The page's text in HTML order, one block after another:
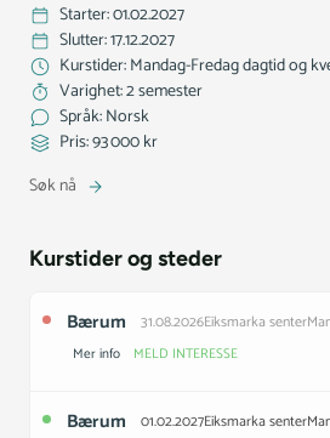
Kurstider og steder
Bærum 31.08.2026Eiksmarka senter
Mer info MELD INTERESSE
Kurset er fullt. Du kan melde din
Bærum 01.02.2027Eiksmarka senter
Starter: 01.02.2027
Slutter: 17.12.2027
Kurstider: Mandag-Fredag dagtid og
Varighet: 2 semester
Språk: Norsk
Pris: 93 000 kr
Søk nå